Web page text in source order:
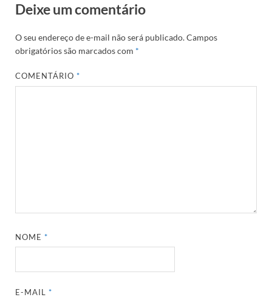
Deixe um comentário
O seu endereço de e-mail não será publicado.Campos
obrigatórios são marcados com *
COMENTÁRIO*
NOME*
E-MAIL*